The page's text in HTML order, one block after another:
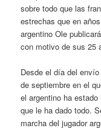
sobre todo que las
estrechas que en
argentino Ole
con motivo de sus 25
Desde el día del
de septiembre en el
el argentino ha
que le ha dado todo.
marcha del jugador